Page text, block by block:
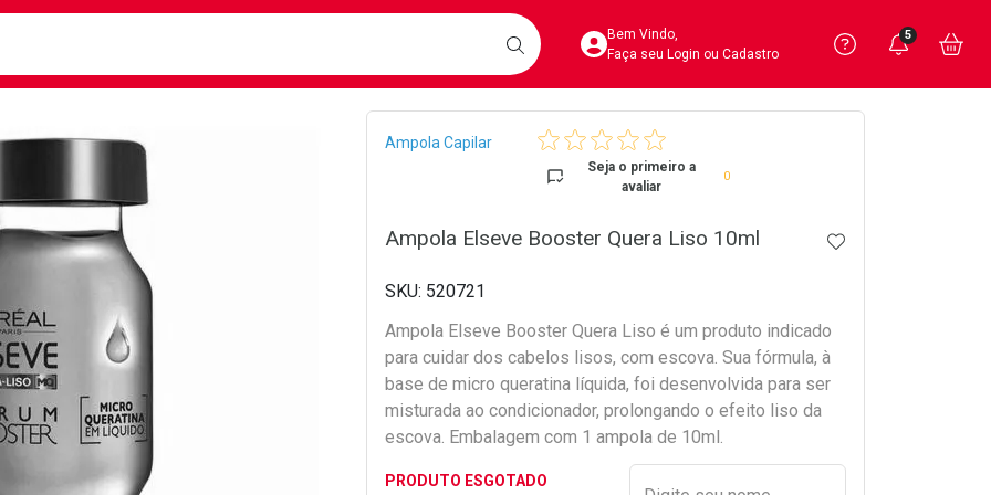
BUSCARAcesse sua Conta
Bem Vindo,
Faça seu Login ou Cadastro
Precisa
Ver Recursos
Você
5
Breadcrumb
Ampola Capilar
Seja o primeiro a
avaliar
0
Ampola Elseve Booster Quera Liso 10ml ADICIONAR AOS
520721
Ampola Elseve Booster Quera Liso é um produto indicado
para cuidar dos cabelos lisos, com escova. Sua fórmula, à
base de micro queratina líquida, foi desenvolvida para ser
misturada ao condicionador, prolongando o efeito liso da
escova. Embalagem com 1 ampola de 10ml.
PRODUTO ESGOTADO Preencher nome e email